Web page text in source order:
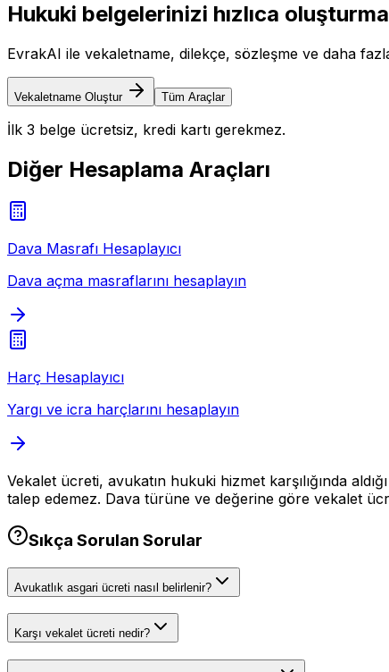
Hukuki belgelerinizi hızlıca
EvrakAI ile vekaletname, dilekçe, sözleşme ve daha
Vekaletname Oluştur Tüm Araçlar
İlk 3 belge ücretsiz, kredi kartı gerekmez.
Diğer Hesaplama Araçları
Dava Masrafı Hesaplayıcı
Dava açma masraflarını hesaplayın
Harç Hesaplayıcı
Yargı ve icra harçlarını hesaplayın
Vekalet ücreti, avukatın hukuki hizmet karşılığında
talep edemez. Dava türüne ve değerine göre vekalet
Sıkça Sorulan Sorular
Avukatlık asgari ücreti nasıl belirlenir?
Karşı vekalet ücreti nedir?